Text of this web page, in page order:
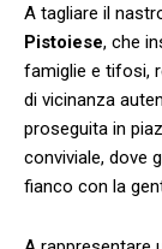
A tagliare il
Pistoiese, che
famiglie e tifosi,
di vicinanza
proseguita in
conviviale, dove
fianco con la